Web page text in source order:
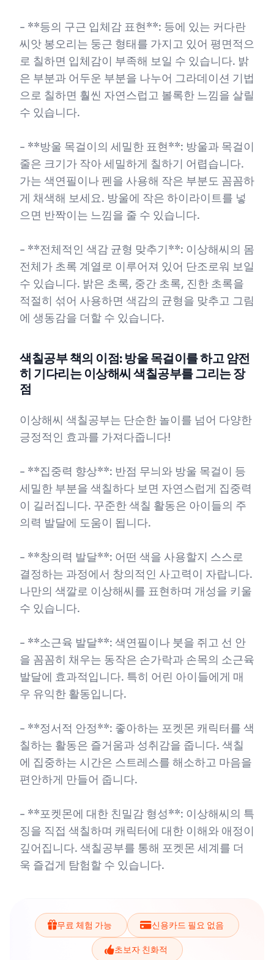
- **등의 구근 입체감 표현**: 등에 있는 커다란
씨앗 봉오리는 둥근 형태를 가지고 있어 평면적으
로 칠하면 입체감이 부족해 보일 수 있습니다. 밝
은 부분과 어두운 부분을 나누어 그라데이션 기법
으로 칠하면 훨씬 자연스럽고 볼록한 느낌을 살릴
수 있습니다.
- **방울 목걸이의 세밀한 표현**: 방울과 목걸이
줄은 크기가 작아 세밀하게 칠하기 어렵습니다.
가는 색연필이나 펜을 사용해 작은 부분도 꼼꼼하
게 채색해 보세요. 방울에 작은 하이라이트를 넣
으면 반짝이는 느낌을 줄 수 있습니다.
- **전체적인 색감 균형 맞추기**: 이상해씨의 몸
전체가 초록 계열로 이루어져 있어 단조로워 보일
수 있습니다. 밝은 초록, 중간 초록, 진한 초록을
적절히 섞어 사용하면 색감의 균형을 맞추고 그림
에 생동감을 더할 수 있습니다.
색칠공부 책의 이점: 방울 목걸이를 하고 얌전
히 기다리는 이상해씨 색칠공부를 그리는 장
점
이상해씨 색칠공부는 단순한 놀이를 넘어 다양한
긍정적인 효과를 가져다줍니다!
- **집중력 향상**: 반점 무늬와 방울 목걸이 등
세밀한 부분을 색칠하다 보면 자연스럽게 집중력
이 길러집니다. 꾸준한 색칠 활동은 아이들의 주
의력 발달에 도움이 됩니다.
- **창의력 발달**: 어떤 색을 사용할지 스스로
결정하는 과정에서 창의적인 사고력이 자랍니다.
나만의 색깔로 이상해씨를 표현하며 개성을 키울
수 있습니다.
- **소근육 발달**: 색연필이나 붓을 쥐고 선 안
을 꼼꼼히 채우는 동작은 손가락과 손목의 소근육
발달에 효과적입니다. 특히 어린 아이들에게 매
우 유익한 활동입니다.
- **정서적 안정**: 좋아하는 포켓몬 캐릭터를 색
칠하는 활동은 즐거움과 성취감을 줍니다. 색칠
에 집중하는 시간은 스트레스를 해소하고 마음을
편안하게 만들어 줍니다.
- **포켓몬에 대한 친밀감 형성**: 이상해씨의 특
징을 직접 색칠하며 캐릭터에 대한 이해와 애정이
깊어집니다. 색칠공부를 통해 포켓몬 세계를 더
욱 즐겁게 탐험할 수 있습니다.
무료 체험 가능 신용카드 필요 없음
초보자 친화적